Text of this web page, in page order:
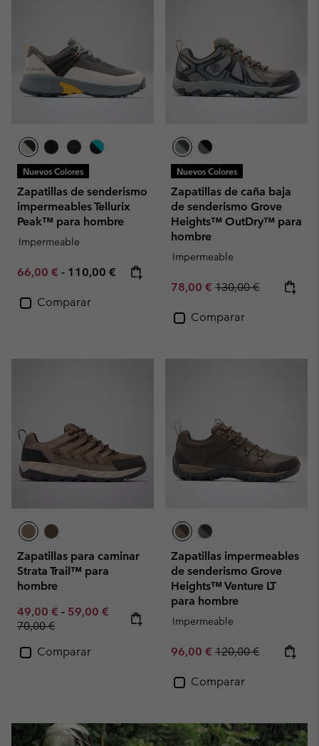
Nuevos Colores
Zapatillas de senderismo
impermeables Tellurix
Peak™ para hombre
Impermeable
Minimum sale price:
66,00 € - Maximum price:
110,00 €
Comparar
Nuevos Colores
Zapatillas de caña baja
de senderismo Grove
Heights™ OutDry™ para
hombre
Impermeable
Sale price:
78,00 € Regular price:
130,00 €
Comparar
Zapatillas para caminar
Strata Trail™ para
hombre
Minimum sale price:
49,00 € - Maximum sale price:
59,00 € Regular price:
70,00 €
Comparar
Zapatillas impermeables
de senderismo Grove
Heights™ Venture LT
para hombre
Impermeable
Sale price:
96,00 € Regular price:
120,00 €
Comparar